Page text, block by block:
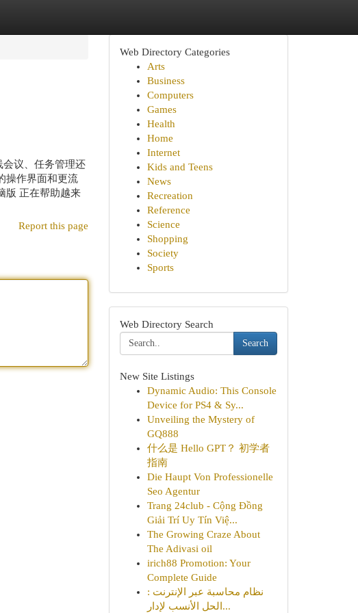
议、任务管理还
操作界面和更流
版 正在帮助越来
Report this page
Web Directory Categories
Arts
Business
Computers
Games
Health
Home
Internet
Kids and Teens
News
Recreation
Reference
Science
Shopping
Society
Sports
Web Directory Search
Search
New Site Listings
Dynamic Audio: This Console
Device for PS4 & Sy...
Unveiling the Mystery of
GQ888
什么是 Hello GPT？ 初学者
指南
Die Haupt Von Professionelle
Seo Agentur
Trang 24club - Cộng Đồng
Giải Trí Uy Tín Việ...
The Growing Craze About
The Adivasi oil
irich88 Promotion: Your
Complete Guide
نظام محاسبة عبر الإنترنت :
الحل الأنسب لإدار...